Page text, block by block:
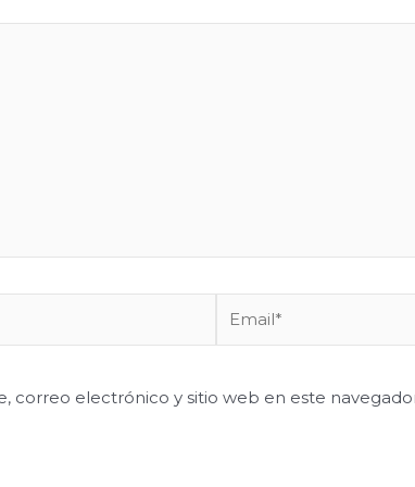
correo electrónico y sitio web en este